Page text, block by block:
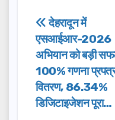
e
b
o
o
k
o
d
o
n
Post
देहरादून में
एसआईआर-2026
अभियान को बड़ी
100% गणना
वितरण, 86.34%
डिजिटाइजेशन पूरा…